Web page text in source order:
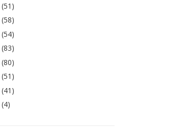
(51)
(58)
(54)
(83)
(80)
(51)
(41)
(4)